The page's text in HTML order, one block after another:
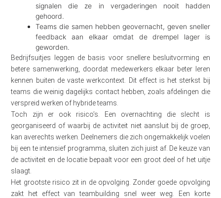
signalen die ze in vergaderingen nooit hadden
gehoord.
Teams die samen hebben geovernacht, geven sneller
feedback aan elkaar omdat de drempel lager is
geworden.
Bedrijfsuitjes leggen de basis voor snellere besluitvorming en
betere samenwerking, doordat medewerkers elkaar beter leren
kennen buiten de vaste werkcontext. Dit effect is het sterkst bij
teams die weinig dagelijks contact hebben, zoals afdelingen die
verspreid werken of hybride teams.
Toch zijn er ook risico’s. Een overnachting die slecht is
georganiseerd of waarbij de activiteit niet aansluit bij de groep,
kan averechts werken. Deelnemers die zich ongemakkelijk voelen
bij een te intensief programma, sluiten zich juist af. De keuze van
de activiteit en de locatie bepaalt voor een groot deel of het uitje
slaagt.
Het grootste risico zit in de opvolging. Zonder goede opvolging
zakt het effect van teambuilding snel weer weg. Een korte